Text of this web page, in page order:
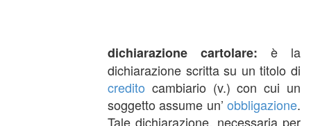
dichiarazione cartolare: è la
dichiarazione scritta su un titolo di
credito cambiario (v.) con cui un
soggetto assume un’ obbligazione.
Tale dichiarazione, necessaria per